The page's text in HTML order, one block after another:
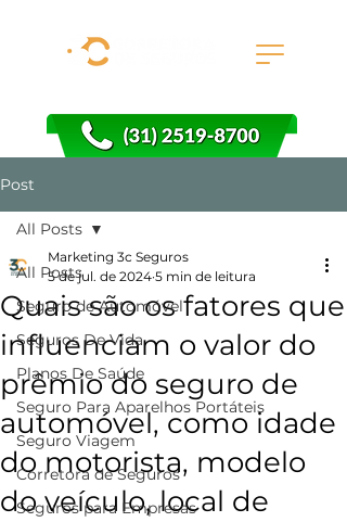
Post
All Posts
Seguro de Automóvel
Seguros De Vida
Planos De Saúde
Seguro Para Aparelhos Portáteis
Seguro Viagem
Corretora de Seguros
Seguros para Empresas
All Posts
Quais são os fatores que
influenciam o valor do
prêmio do seguro de
automóvel, como idade
do motorista, modelo
do veículo, local de
Marketing 3c Seguros
5 de jul. de 2024 5 min de leitura